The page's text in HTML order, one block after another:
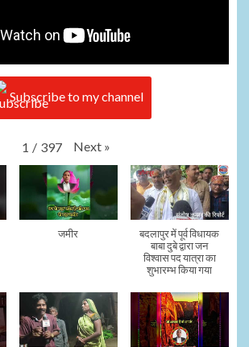
Subscribe to my channel
1 / 397 Next »
जमीर
बदलापुर में पूर्व विधायक
बाबा दुबे द्वारा जन
विश्वास पद यात्रा का
शुभारम्भ किया गया